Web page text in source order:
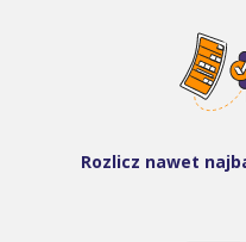
Rozlicz nawet